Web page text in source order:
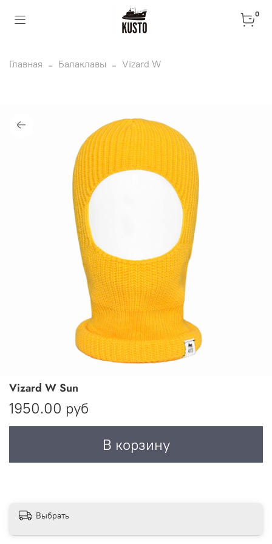
0
Главная Балаклавы Vizard W
Vizard W Sun
1950.00 руб
В корзину
Выбрать